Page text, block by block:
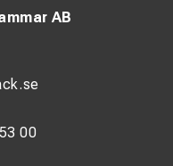
AB
00